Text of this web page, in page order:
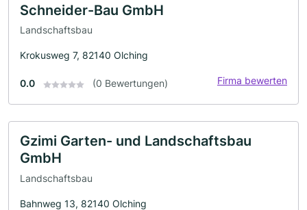
Schneider-Bau GmbH
Landschaftsbau
Krokusweg 7, 82140 Olching
0.0 (0 Bewertungen) Firma bewerten
Gzimi Garten- und Landschaftsbau
GmbH
Landschaftsbau
Bahnweg 13, 82140 Olching